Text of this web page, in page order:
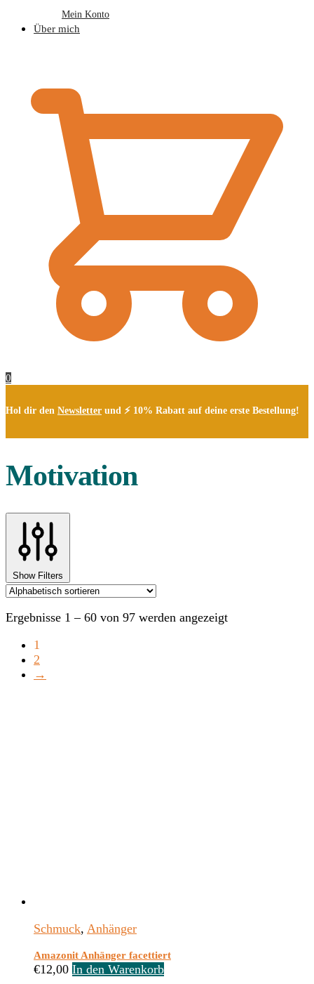
Mein Konto
Über mich
0
Hol dir den Newsletter und ⚡ 10% Rabatt auf deine erste Bestellung!
Motivation
Show Filters
Ergebnisse 1 – 60 von 97 werden angezeigt
1
2
→
Schmuck, Anhänger
Amazonit Anhänger facettiert
€12,00 In den Warenkorb